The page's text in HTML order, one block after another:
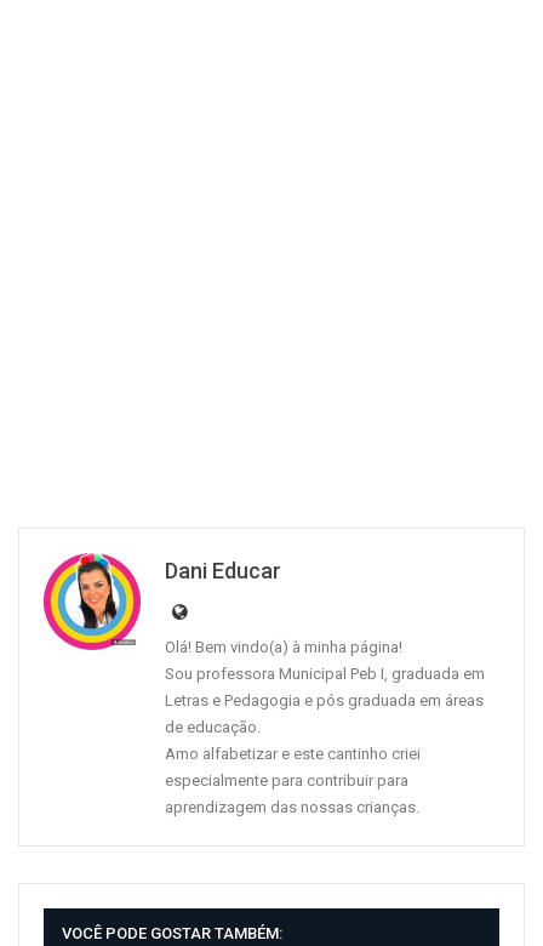
Dani Educar
Olá! Bem vindo(a) à minha página!
Sou professora Municipal Peb I, graduada em
Letras e Pedagogia e pós graduada em áreas
de educação.
Amo alfabetizar e este cantinho criei
especialmente para contribuir para
aprendizagem das nossas crianças.
VOCÊ PODE GOSTAR TAMBÉM: